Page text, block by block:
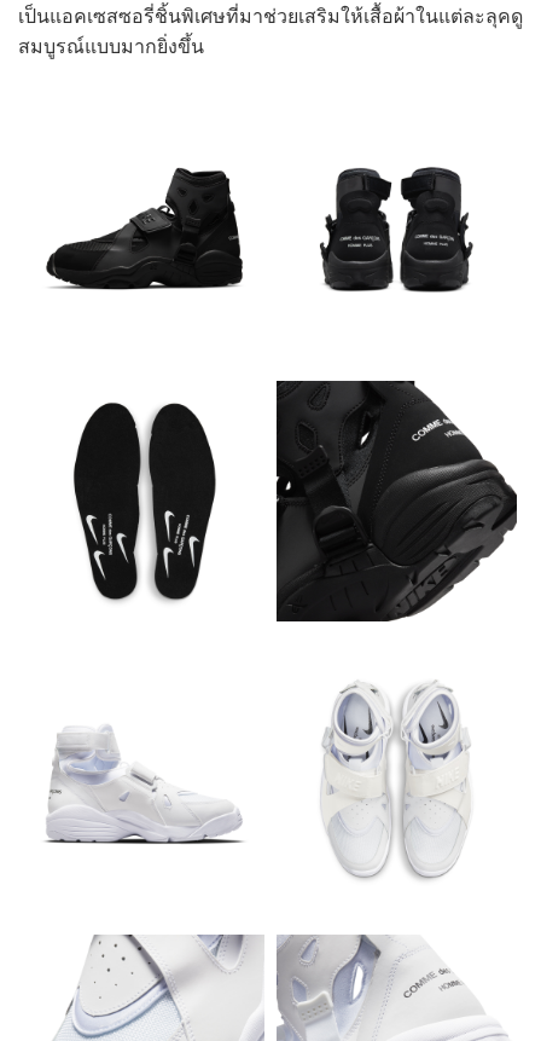
เป็นแอคเซสซอรี่ชิ้นพิเศษที่มาช่วยเสริมให้เสื้อผ้าในแต่ละลุคดู
สมบูรณ์แบบมากยิ่งขึ้น